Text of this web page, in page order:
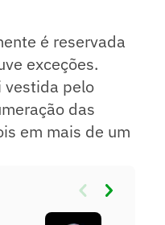
é reservada
exceções.
pelo
das
em mais de um